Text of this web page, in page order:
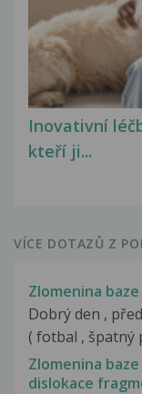
Inovativní
kteří ji...
VÍCE DOTAZŮ Z
Zlomenina
Dobrý den ,
( fotbal , špatný
Zlomenina
dislokace